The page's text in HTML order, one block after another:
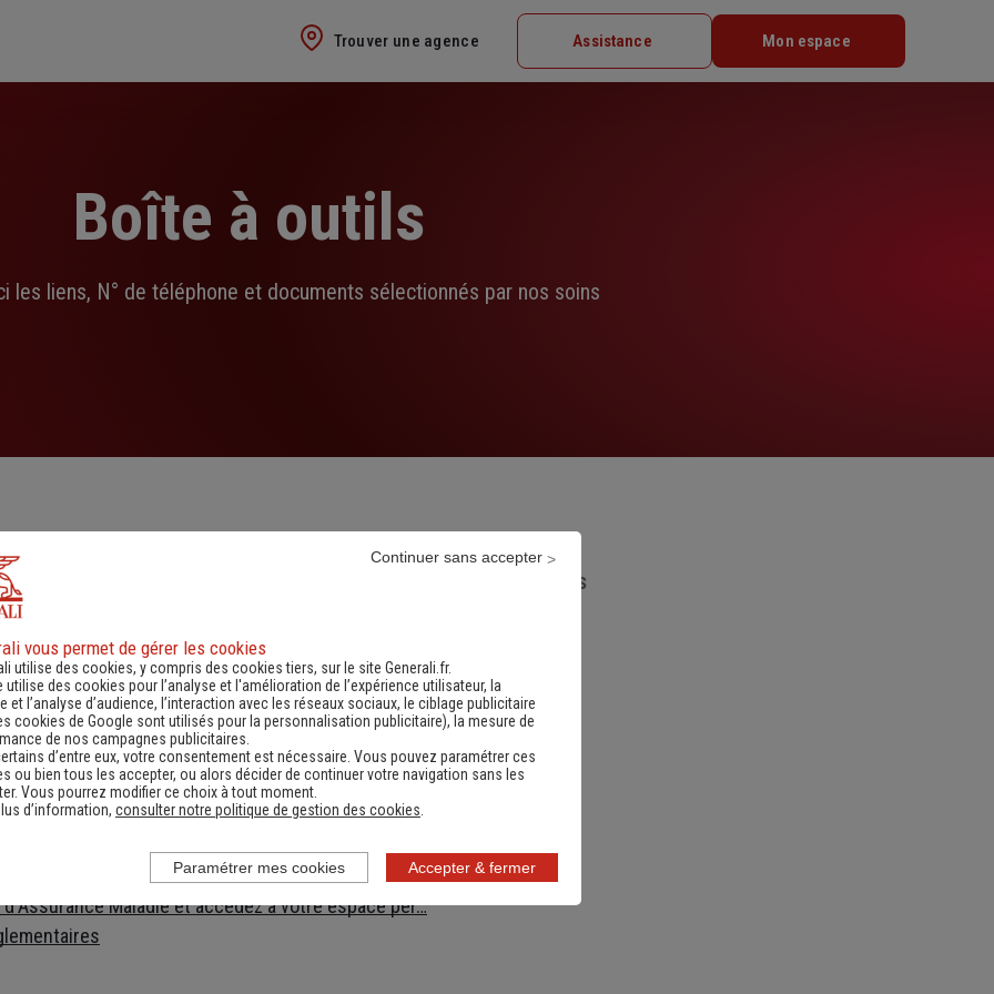
Trouver une agence Assistance Mon espace
Boîte à outils
les liens, N° de téléphone et documents sélectionnés par nos soins
Documents utiles
votre assureur 24h/24 !
votre poche !
la Chambre Syndicale du Déménagement
votre changement d'adresse
à laquelle vous adresser pour vos démarches
Maladie et accédez à votre espace per…
vous permet de gérer les cookies
utilise des cookies, y compris des cookies tiers, sur le site Generali.fr.
utilise des cookies pour l’analyse et l'amélioration de l’expérience utilisateur, la
et l’analyse d’audience, l’interaction avec les réseaux sociaux, le ciblage publicitaire
cookies de Google sont utilisés pour la personnalisation publicitaire), la mesure de
de nos campagnes publicitaires.
d’entre eux, votre consentement est nécessaire. Vous pouvez paramétrer ces
ou bien tous les accepter, ou alors décider de continuer votre navigation sans les
Vous pourrez modifier ce choix à tout moment.
d’information, consulter notre politique de gestion des cookies.
Accepter & fermer
Continuer sans accepter
Paramétrer mes cookies